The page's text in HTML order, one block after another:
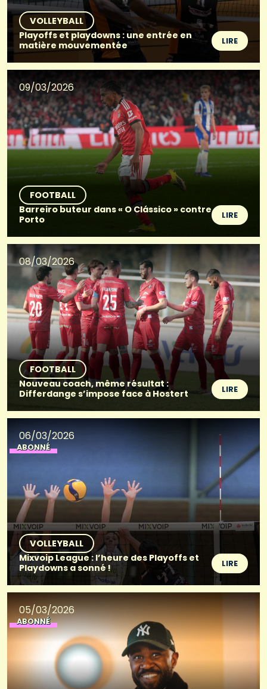
VOLLEYBALL
Playoffs et playdowns : une entrée en
matière mouvementée
LIRE
09/03/2026
FOOTBALL
Barreiro buteur dans « O Clássico » contre
Porto
LIRE
08/03/2026
FOOTBALL
Nouveau coach, même résultat :
Differdange s’impose face à Hostert
LIRE
06/03/2026
ABONNÉ
VOLLEYBALL
Mixvoip League : l’heure des Playoffs et
Playdowns a sonné !
LIRE
05/03/2026
ABONNÉ